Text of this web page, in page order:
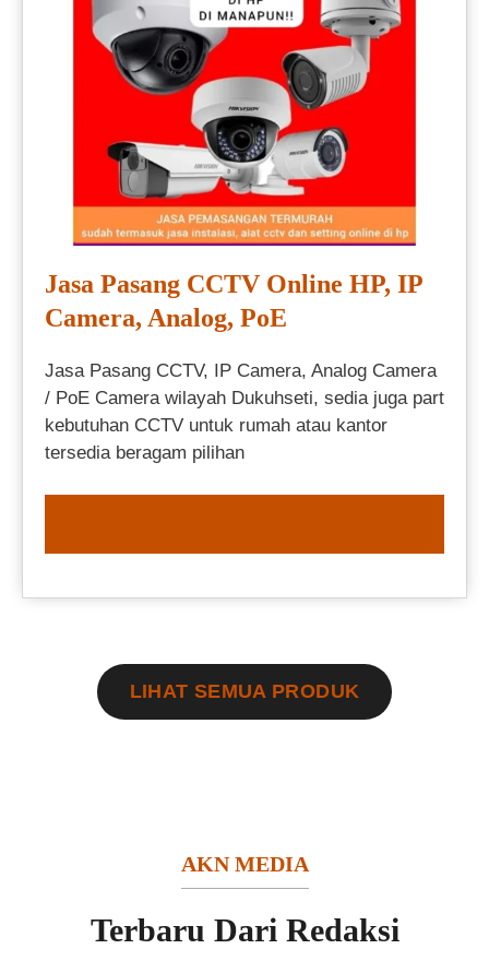
Jasa Pasang CCTV Online HP, IP
Camera, Analog, PoE
Jasa Pasang CCTV, IP Camera, Analog Camera
/ PoE Camera wilayah Dukuhseti, sedia juga part
kebutuhan CCTV untuk rumah atau kantor
tersedia beragam pilihan
LIHAT SEMUA PRODUK
AKN MEDIA
Terbaru Dari Redaksi